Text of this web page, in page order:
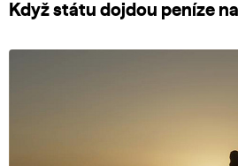
Když státu dojdou peníze